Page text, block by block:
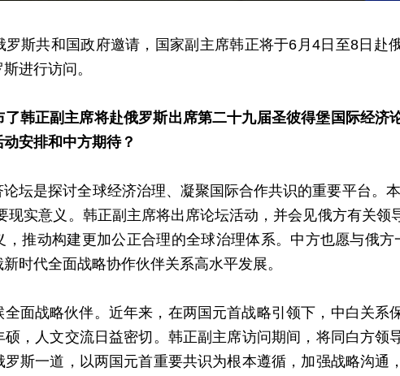
罗斯共和国政府邀请，国家副主席韩正将于6月4日至8日赴
进行访问。
韩正副主席将赴俄罗斯出席第二十九届圣彼得堡国际经济
安排和中方期待？
坛是探讨全球经济治理、凝聚国际合作共识的重要平台。
现实意义。韩正副主席将出席论坛活动，并会见俄方有关领
推动构建更加公正合理的全球治理体系。中方也愿与俄
时代全面战略协作伙伴关系高水平发展。
面战略伙伴。近年来，在两国元首战略引领下，中白关系
，人文交流日益密切。韩正副主席访问期间，将同白方领
斯一道，以两国元首重要共识为根本遵循，加强战略沟通